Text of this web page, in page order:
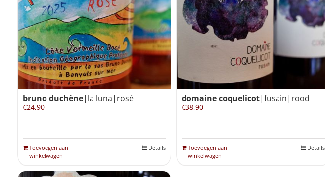
bruno duchène|la luna|rosé
€24,90
Toevoegen aan
winkelwagen
Details
domaine coquelicot|fusain|rood
€38,90
Toevoegen aan
winkelwagen
Details